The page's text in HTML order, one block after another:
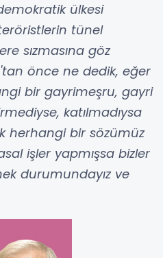
ülkesi
tünel
sızmasına göz
önce ne dedik, eğer
bir gayrimeşru, gayri
katılmadıysa
herhangi bir sözümüz
işler yapmışsa bizler
durumundayız ve